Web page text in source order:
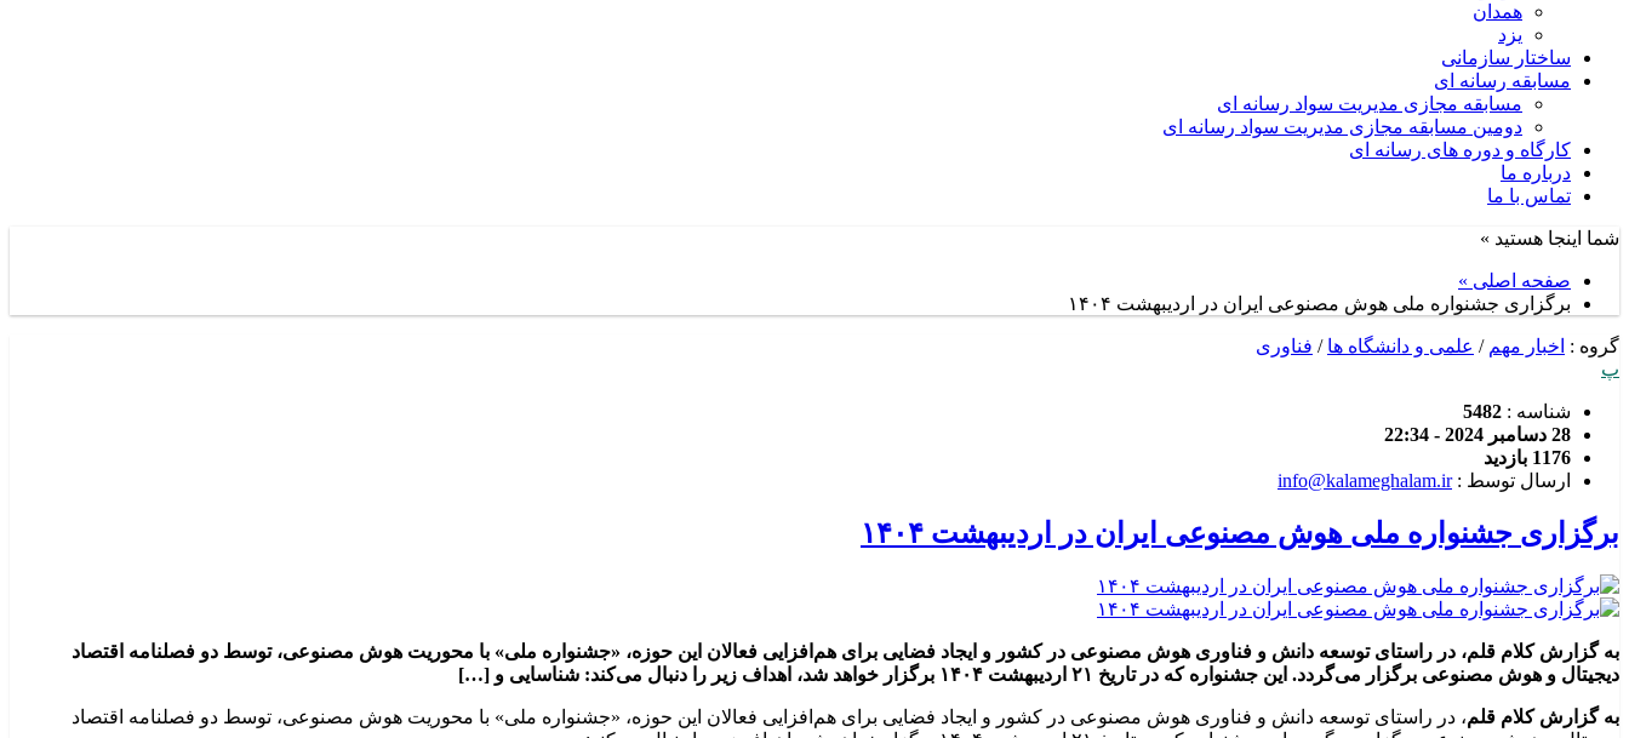
همدان
یزد
ساختار سازمانی
مسابقه رسانه ای
مسابقه مجازی مدیریت سواد رسانه ای
دومین مسابقه مجازی مدیریت سواد رسانه ای
کارگاه و دوره های رسانه ای
درباره ما
تماس با ما
شما اینجا هستید »
صفحه اصلی »
برگزاری جشنواره ملی هوش مصنوعی ایران در اردیبهشت ۱۴۰۴
گروه : اخبار مهم / علمی و دانشگاه ها / فناوری
پ
شناسه : 5482
28 دسامبر 2024 - 22:34
1176 بازدید
ارسال توسط :info@kalameghalam.ir
برگزاری جشنواره ملی هوش مصنوعی ایران در اردیبهشت ۱۴۰۴
به گزارش کلام قلم، در راستای توسعه دانش و فناوری هوش مصنوعی در کشور و ایجاد فضایی برای هم‌افزایی فعالان این حوزه، «جشنواره ملی» با محوریت هوش مصنوعی، توسط دو فصلنامه اقتصاد
دیجیتال و هوش مصنوعی برگزار می‌گردد. این جشنواره که در تاریخ ۲۱ اردیبهشت ۱۴۰۴ برگزار خواهد شد، اهداف زیر را دنبال می‌کند: شناسایی و […]
به گزارش کلام قلم، در راستای توسعه دانش و فناوری هوش مصنوعی در کشور و ایجاد فضایی برای هم‌افزایی فعالان این حوزه، «جشنواره ملی» با محوریت هوش مصنوعی، توسط دو فصلنامه اقتصاد